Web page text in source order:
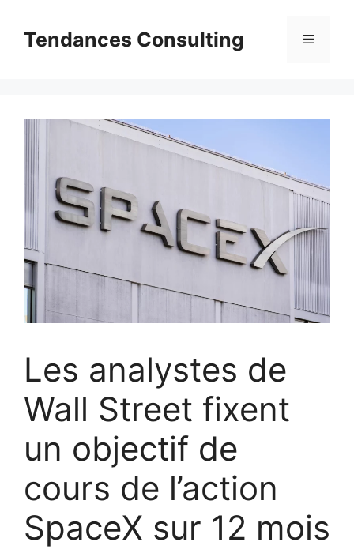
contenuTendances Consulting Menu
Les analystes de
Wall Street fixent
un objectif de
cours de l’action
SpaceX sur 12 mois